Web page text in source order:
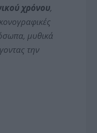
χρόνου,
μυθικά
την